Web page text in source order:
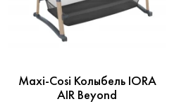
Maxi-Cosi Колыбель IORA
AIR Beyond